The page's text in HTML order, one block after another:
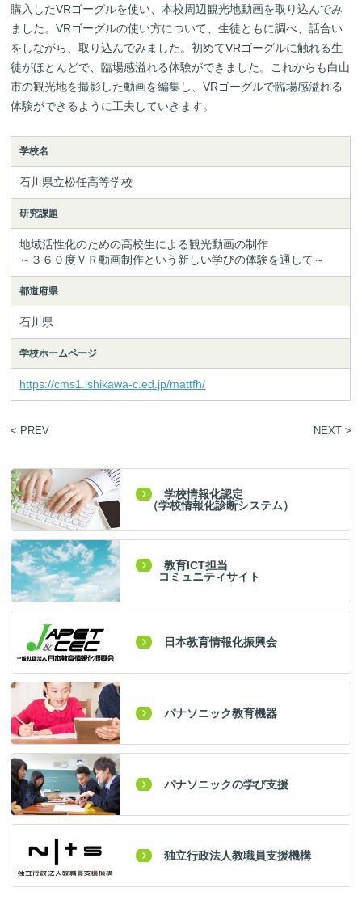
購入したVRゴーグルを使い、本校周辺観光地動画を取り込んでみ
ました。VRゴーグルの使い方について、生徒ともに調べ、話合い
をしながら、取り込んでみました。初めてVRゴーグルに触れる生
徒がほとんどで、臨場感溢れる体験ができました。これからも白山
市の観光地を撮影した動画を編集し、VRゴーグルで臨場感溢れる
体験ができるように工夫していきます。
学校名
石川県立松任高等学校
研究課題
地域活性化のための高校生による観光動画の制作
～３６０度ＶＲ動画制作という新しい学びの体験を通して～
都道府県
石川県
学校ホームページ
https://cms1.ishikawa-c.ed.jp/mattfh/
< PREV NEXT >
学校情報化認定
（学校情報化診断システム）
教育ICT担当
コミュニティサイト
日本教育情報化振興会
パナソニック教育機器
パナソニックの学び支援
独立行政法人教職員支援機構